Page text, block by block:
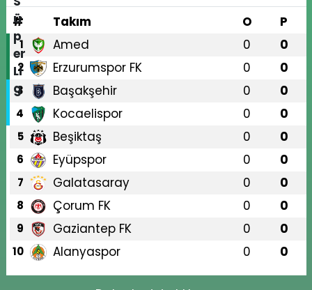
#
Takım O P
1 Amed 0 0
2 Erzurumspor FK 0 0
3 Başakşehir 0 0
4 Kocaelispor 0 0
5 Beşiktaş 0 0
6 Eyüpspor 0 0
7 Galatasaray 0 0
8 Çorum FK 0 0
9 Gaziantep FK 0 0
10 Alanyaspor 0 0